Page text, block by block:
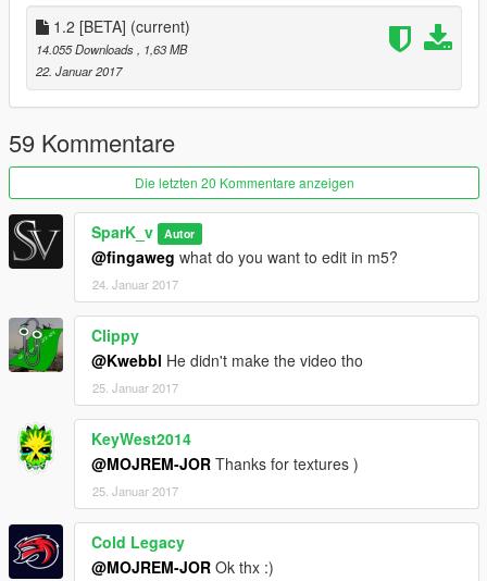
1.2 [BETA] (current)
14.055 Downloads
, 1,63 MB
22. Januar 2017
59 Kommentare
Die letzten 20 Kommentare anzeigen
SparK_v Autor
@fingaweg what do you want to edit in m5?
24. Januar 2017
Clippy
@Kwebbl He didn't make the video tho
25. Januar 2017
KeyWest2014
@MOJREM-JOR Thanks for textures )
25. Januar 2017
Cold Legacy
@MOJREM-JOR Ok thx :)